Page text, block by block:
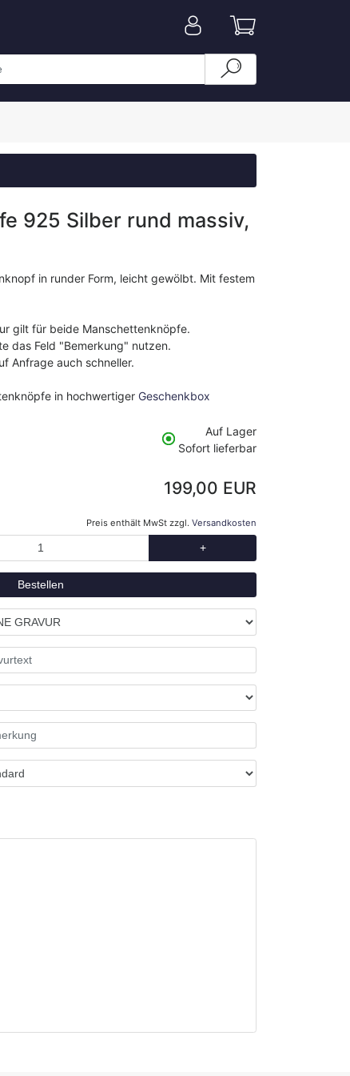
925 Silber rund massiv,
in runder Form, leicht gewölbt. Mit festem
gilt für beide Manschettenknöpfe.
das Feld "Bemerkung" nutzen.
Anfrage auch schneller.
in hochwertiger Geschenkbox
Auf Lager
Sofort lieferbar
199,00 EUR
Preis enthält MwSt zzgl. Versandkosten
+